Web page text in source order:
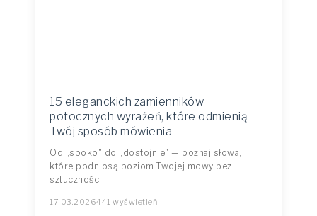
15 eleganckich zamienników
potocznych wyrażeń, które odmienią
Twój sposób mówienia
Od „spoko" do „dostojnie" — poznaj słowa,
które podniosą poziom Twojej mowy bez
sztuczności.
17.03.2026441 wyświetleń